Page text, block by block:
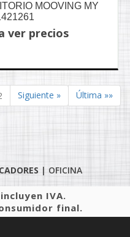
MOOVING MY
ver precios
Siguiente » Última »»
| OFICINA
incluyen IVA.
final.